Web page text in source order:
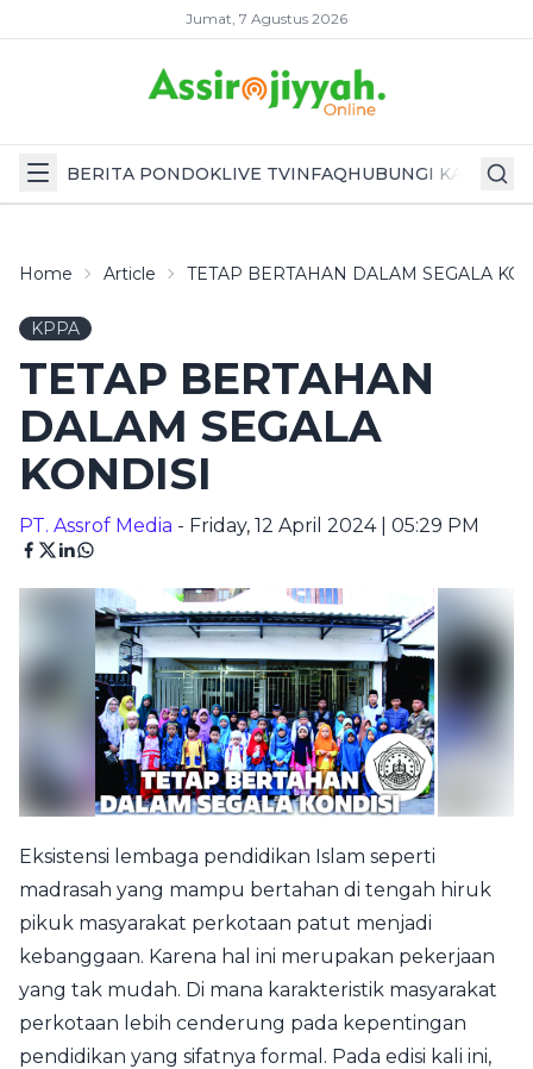
Jumat, 7 Agustus 2026
BERITA PONDOKLIVE TVINFAQHUBUNGI KAMI
Home Article TETAP BERTAHAN DALAM SEGALA
KPPA
TETAP BERTAHAN
DALAM SEGALA
KONDISI
PT. Assrof Media - Friday, 12 April 2024 | 05:29 PM
Eksistensi lembaga pendidikan Islam seperti
madrasah yang mampu bertahan di tengah hiruk
pikuk masyarakat perkotaan patut menjadi
kebanggaan. Karena hal ini merupakan pekerjaan
yang tak mudah. Di mana karakteristik masyarakat
perkotaan lebih cenderung pada kepentingan
pendidikan yang sifatnya formal. Pada edisi kali ini,